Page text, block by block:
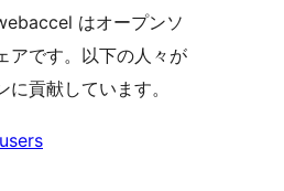
はオープンソ
アです。以下の人々が
に貢献しています。